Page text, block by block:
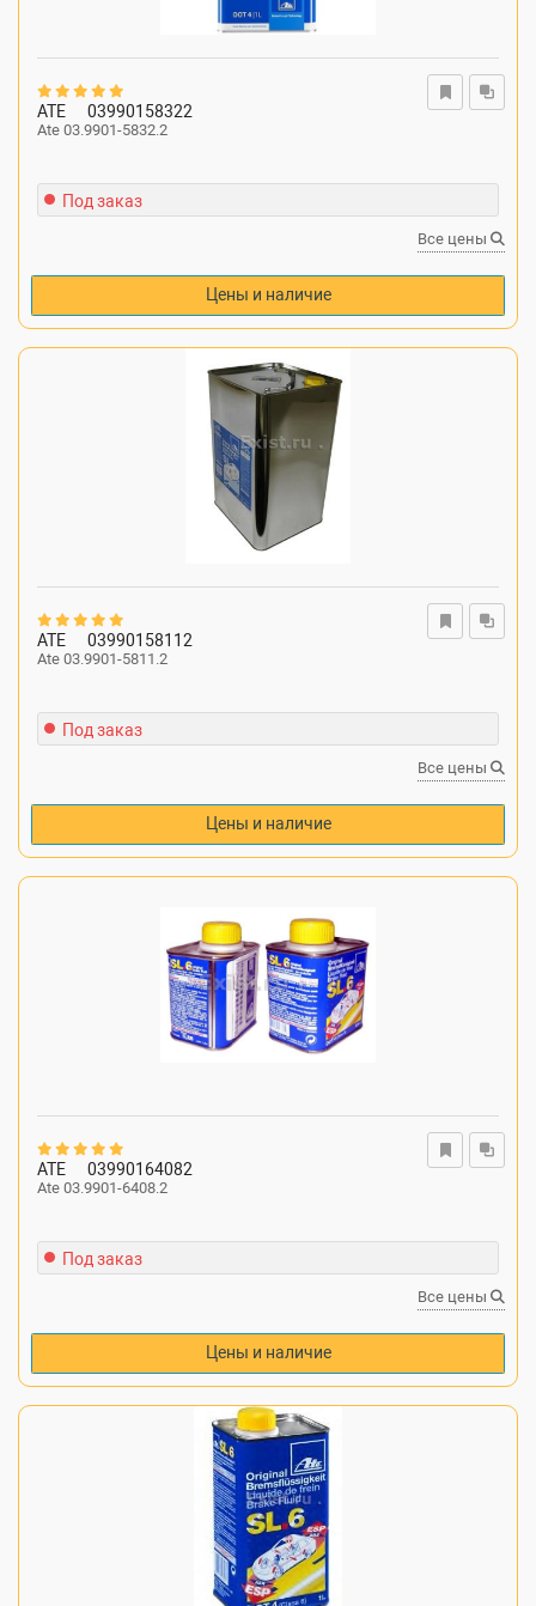
ATE 03990158322
Ate 03.9901-5832.2
Под заказ
Все цены
Цены и наличие
ATE 03990158112
Ate 03.9901-5811.2
Под заказ
Все цены
Цены и наличие
ATE 03990164082
Ate 03.9901-6408.2
Под заказ
Все цены
Цены и наличие